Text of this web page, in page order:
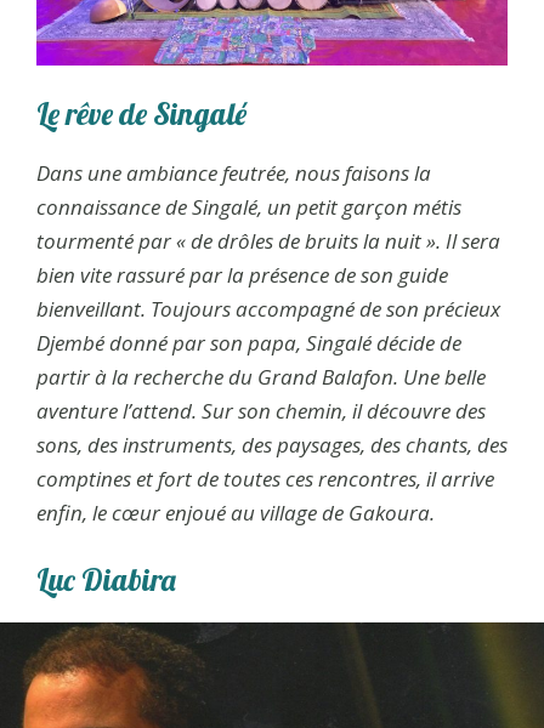
Le rêve de Singalé
Dans une ambiance feutrée, nous faisons la
connaissance de Singalé, un petit garçon métis
tourmenté par « de drôles de bruits la nuit ». Il sera
bien vite rassuré par la présence de son guide
bienveillant. Toujours accompagné de son précieux
Djembé donné par son papa, Singalé décide de
partir à la recherche du Grand Balafon. Une belle
aventure l’attend. Sur son chemin, il découvre des
sons, des instruments, des paysages, des chants, des
comptines et fort de toutes ces rencontres, il arrive
enfin, le cœur enjoué au village de Gakoura.
Luc Diabira